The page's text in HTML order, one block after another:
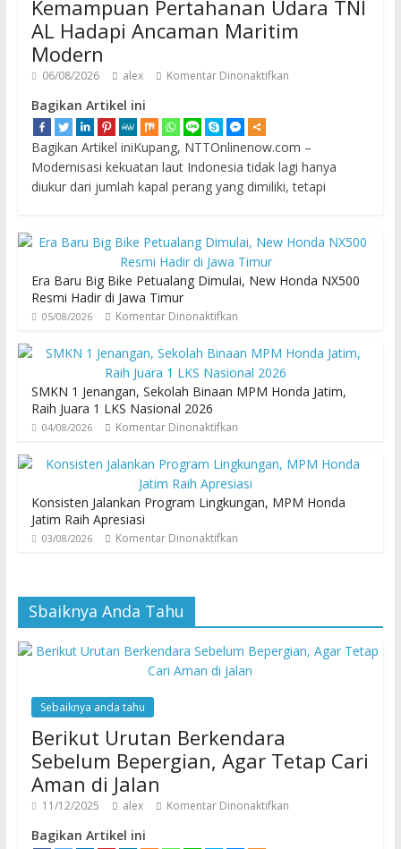
Kemampuan Pertahanan Udara TNI
AL Hadapi Ancaman Maritim
Modern
06/08/2026 alex Komentar Dinonaktifkan
Bagikan Artikel ini
Bagikan Artikel iniKupang, NTTOnlinenow.com –
Modernisasi kekuatan laut Indonesia tidak lagi hanya
diukur dari jumlah kapal perang yang dimiliki, tetapi
Era Baru Big Bike Petualang Dimulai, New Honda NX500
Resmi Hadir di Jawa Timur
05/08/2026 Komentar Dinonaktifkan
SMKN 1 Jenangan, Sekolah Binaan MPM Honda Jatim,
Raih Juara 1 LKS Nasional 2026
04/08/2026 Komentar Dinonaktifkan
Konsisten Jalankan Program Lingkungan, MPM Honda
Jatim Raih Apresiasi
03/08/2026 Komentar Dinonaktifkan
Sbaiknya Anda Tahu
Sebaiknya anda tahu
Berikut Urutan Berkendara
Sebelum Bepergian, Agar Tetap Cari
Aman di Jalan
11/12/2025 alex Komentar Dinonaktifkan
Bagikan Artikel ini